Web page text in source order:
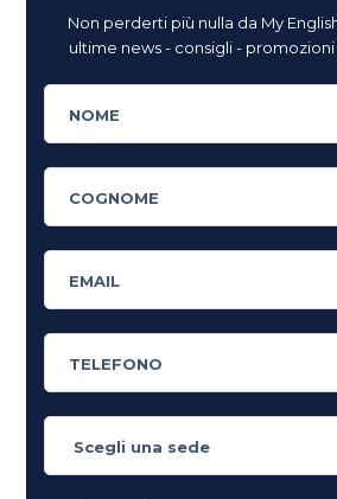
Non perderti più nulla da My
ultime news - consigli - promozioni